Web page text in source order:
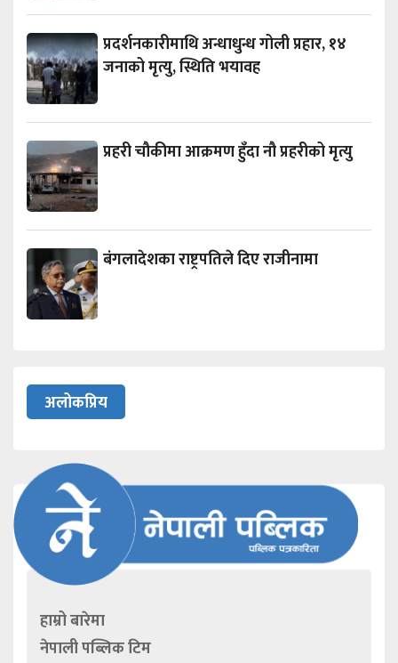
प्रदर्शनकारीमाथि अन्धाधुन्ध गोली प्रहार, १४
जनाको मृत्यु, स्थिति भयावह
प्रहरी चौकीमा आक्रमण हुँदा नौ प्रहरीको मृत्यु
बंगलादेशका राष्ट्रपतिले दिए राजीनामा
अलोकप्रिय
हाम्रो बारेमा
नेपाली पब्लिक टिम